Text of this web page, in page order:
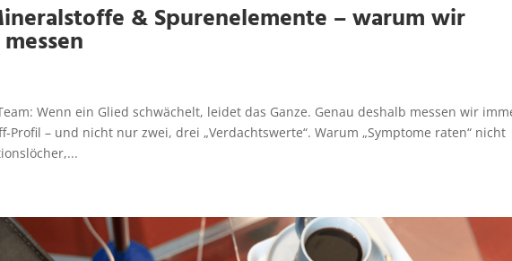
& Spurenelemente – warum wir
Wenn ein Glied schwächelt, leidet das Ganze. Genau deshalb messen wir
Profil – und nicht nur zwei, drei „Verdachtswerte“. Warum „Symptome raten“ nicht